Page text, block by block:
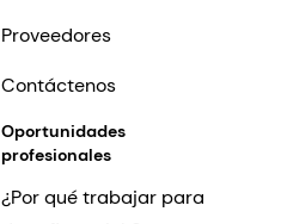
Proveedores
Contáctenos
Oportunidades
profesionales
¿Por qué trabajar para